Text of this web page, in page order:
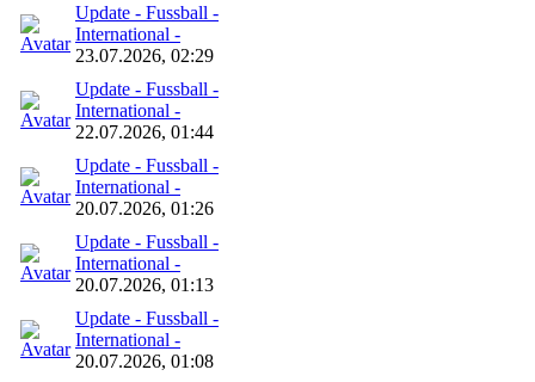
Update - Fussball -
International -
23.07.2026, 02:29
Update - Fussball -
International -
22.07.2026, 01:44
Update - Fussball -
International -
20.07.2026, 01:26
Update - Fussball -
International -
20.07.2026, 01:13
Update - Fussball -
International -
20.07.2026, 01:08